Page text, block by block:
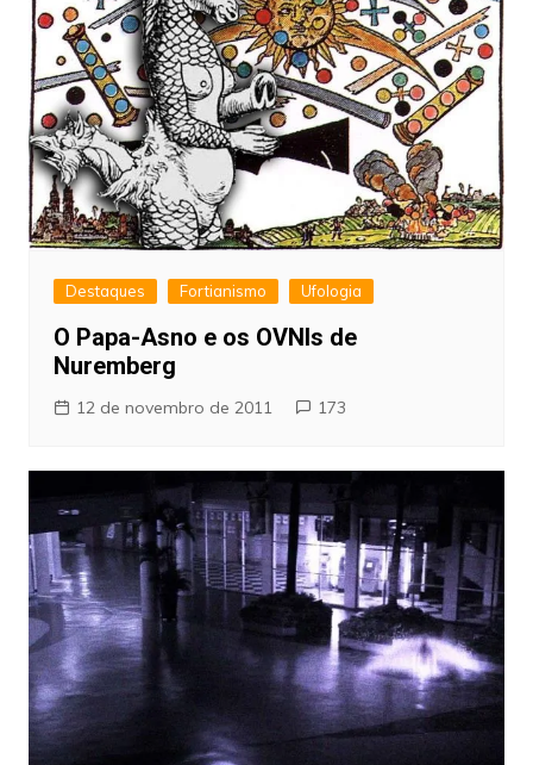
Destaques Fortianismo Ufologia
O Papa-Asno e os OVNIs de
Nuremberg
12 de novembro de 2011 173